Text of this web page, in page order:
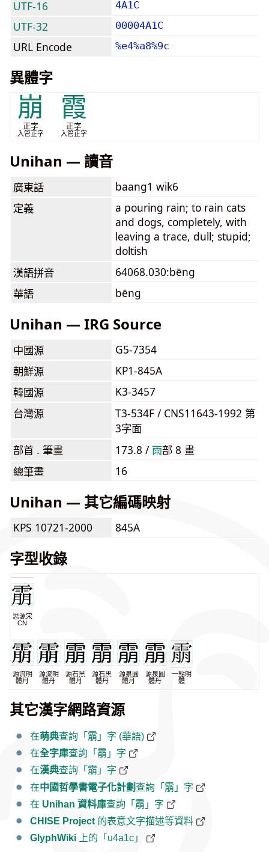
UTF-16 4A1C
UTF-32 00004A1C
URL Encode %e4%a8%9c
異體字
崩
正字
入管正字
霞
正字
入管正字
Unihan — 讀音
廣東話
baang1 wik6
定義
a pouring rain; to rain cats
and dogs, completely, with
leaving a trace, dull; stupid;
doltish
漢語拼音
64068.030:bēng
華語
bēng
Unihan — IRG Source
中國源
G5-7354
朝鮮源
KP1-845A
韓國源
K3-3457
台灣源
T3-534F / CNS11643-1992 第
3字面
部首 . 筆畫
173.8 / ⾬部 8 畫
總筆畫
16
Unihan — 其它編碼映射
KPS 10721-2000 845A
字型收錄
思源宋
CN
源流明
體月
源流明
體丹
源石黑
體月
源石黑
體丹
源泉圓
體月
源泉圓
體丹
一點明
體
其它漢字網路資源
在萌典查詢「䨜」字 (華語)
在全字庫查詢「䨜」字
在漢典查詢「䨜」字
在中國哲學書電子化計劃查詢「䨜」字
在 Unihan 資料庫查詢「䨜」字
CHISE Project 的表意文字描述等資料
GlyphWiki 上的「u4a1c」